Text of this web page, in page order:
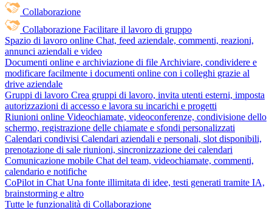
Collaborazione
Collaborazione Facilitare il lavoro di gruppo
Spazio di lavoro online Chat, feed aziendale, commenti, reazioni,
annunci aziendali e video
Documenti online e archiviazione di file Archiviare, condividere e
modificare facilmente i documenti online con i colleghi grazie al
drive aziendale
Gruppi di lavoro Crea gruppi di lavoro, invita utenti esterni, imposta
autorizzazioni di accesso e lavora su incarichi e progetti
Riunioni online Videochiamate, videoconferenze, condivisione dello
schermo, registrazione delle chiamate e sfondi personalizzati
Calendari condivisi Calendari aziendali e personali, slot disponibili,
prenotazione di sale riunioni, sincronizzazione dei calendari
Comunicazione mobile Chat del team, videochiamate, commenti,
calendario e notifiche
CoPilot in Chat Una fonte illimitata di idee, testi generati tramite IA,
brainstorming e altro
Tutte le funzionalità di Collaborazione